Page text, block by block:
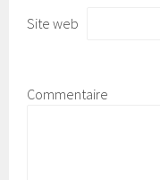
Site web
Commentaire